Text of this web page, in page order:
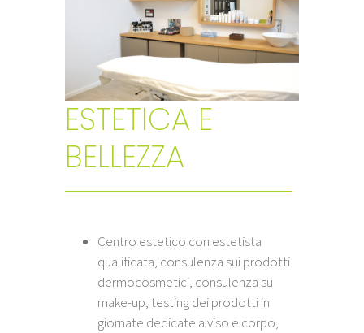
ESTETICA E
BELLEZZA
Centro estetico con estetista
qualificata, consulenza sui prodotti
dermocosmetici, consulenza su
make-up, testing dei prodotti in
giornate dedicate a viso e corpo,